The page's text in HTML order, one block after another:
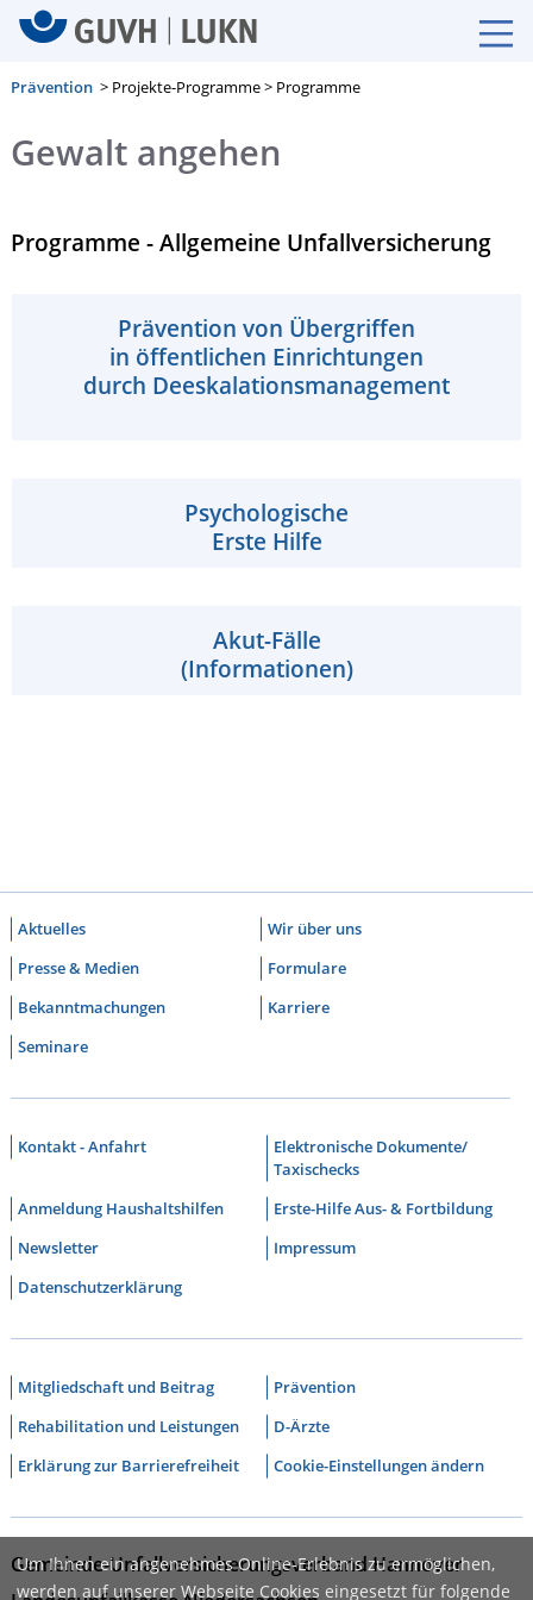
Prävention > Projekte-Programme > Programme
Gewalt angehen
Programme - Allgemeine Unfallversicherung
Prävention von Übergriffen
in öffentlichen Einrichtungen
durch Deeskalationsmanagement
Psychologische
Erste Hilfe
Akut-Fälle
(Informationen)
Aktuelles
Wir über uns
Presse & Medien
Formulare
Bekanntmachungen
Karriere
Seminare
Kontakt - Anfahrt
Elektronische Dokumente/
Taxischecks
Anmeldung Haushaltshilfen
Erste-Hilfe Aus- & Fortbildung
Newsletter
Impressum
Datenschutzerklärung
Mitgliedschaft und Beitrag
Prävention
Rehabilitation und Leistungen
D-Ärzte
Erklärung zur Barrierefreiheit
Cookie-Einstellungen ändern
Gemeinde-Unfallversicherungsverband Hannover
Um Ihnen ein angenehmes Online-Erlebnis zu ermöglichen,
werden auf unserer Webseite Cookies eingesetzt für folgende